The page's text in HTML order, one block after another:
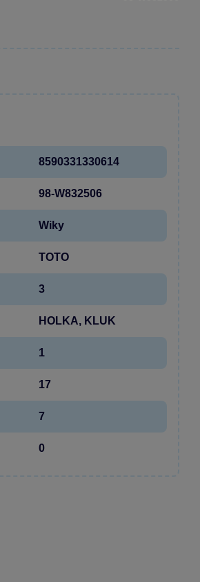
8590331330614
98-W832506
Wiky
TOTO
3
HOLKA, KLUK
1
17
7
0